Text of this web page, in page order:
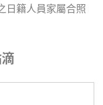
日籍人員家屬合照